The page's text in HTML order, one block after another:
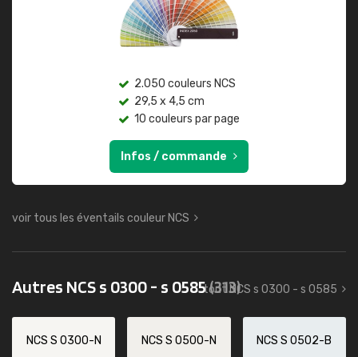
2.050 couleurs NCS
29,5 x 4,5 cm
10 couleurs par page
Infos / commande
voir tous les éventails couleur NCS
Autres NCS s 0300 - s 0585(313)
tout NCS s 0300 - s 0585
NCS S 0300-N NCS S 0500-N NCS S 0502-B